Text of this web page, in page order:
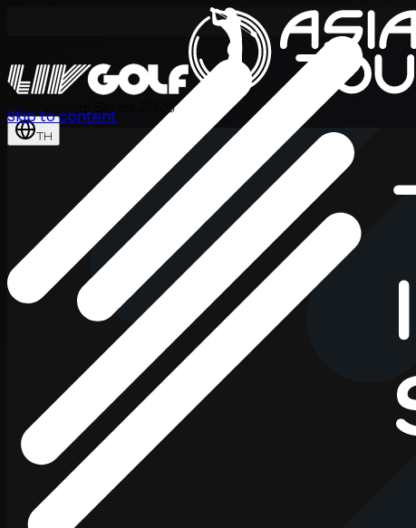
International Series 2026
TH
Skip to content